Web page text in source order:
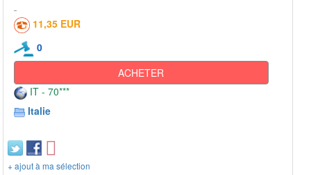
11,35 EUR
0
ACHETER
IT - 70***
Italie
+ ajout à ma sélection